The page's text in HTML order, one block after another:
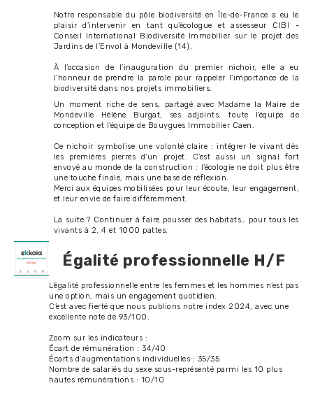
Notre responsable du pôle biodiversité en Île-de-France a eu le
plaisir d’intervenir en tant qu’écologue et assesseur CIBI -
Conseil International Biodiversité Immobilier sur le projet des
Jardins de l’Envol à Mondeville (14).
À l’occasion de l’inauguration du premier nichoir, elle a eu
l’honneur de prendre la parole pour rappeler l'importance de la
biodiversité dans nos projets immobiliers.
Un moment riche de sens, partagé avec Madame la Maire de
Mondeville Hélène Burgat, ses adjoints, toute l’équipe de
conception et l’équipe de Bouygues Immobilier Caen.
Ce nichoir symbolise une volonté claire : intégrer le vivant dès
les premières pierres d’un projet. C’est aussi un signal fort
envoyé au monde de la construction : l’écologie ne doit plus être
une touche finale, mais une base de réflexion.
Merci aux équipes mobilisées pour leur écoute, leur engagement,
et leur envie de faire différemment.
La suite ? Continuer à faire pousser des habitats… pour tous les
vivants à 2, 4 et 1000 pattes.
Égalité professionnelle H/F
L’égalité professionnelle entre les femmes et les hommes n’est pas
une option, mais un engagement quotidien.
C’est avec fierté que nous publions notre index 2024, avec une
excellente note de 93/100.
Zoom sur les indicateurs :
Écart de rémunération : 34/40
Écarts d’augmentations individuelles : 35/35
Nombre de salariés du sexe sous-représenté parmi les 10 plus
hautes rémunérations : 10/10